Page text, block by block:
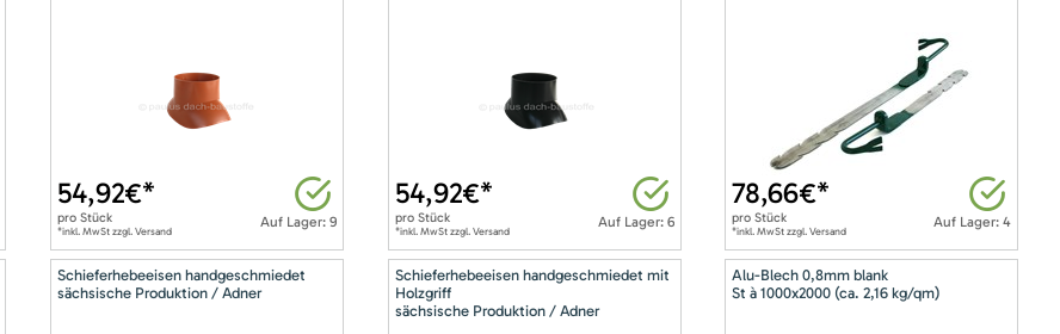
Auf Lager: 9
54,92€*
pro Stück
*inkl. MwSt zzgl. Versand
Auf Lager: 6
54,92€*
pro Stück
*inkl. MwSt zzgl. Versand
Auf Lager: 4
78,66€*
proStück
*inkl. MwSt zzgl. Versand
Schieferhebeeisen handgeschmiedet
sächsische Produktion / Adner
Schieferhebeeisen handgeschmiedet mit
Holzgriff
sächsische Produktion / Adner
Alu-Blech 0,8mm blank
St à 1000x2000 (ca. 2,16 kg/qm)